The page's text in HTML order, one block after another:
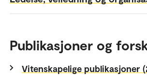
Publikasjoner og
Vitenskapelige publikasjoner